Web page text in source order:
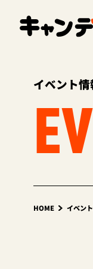
イベント情
HOME イベン